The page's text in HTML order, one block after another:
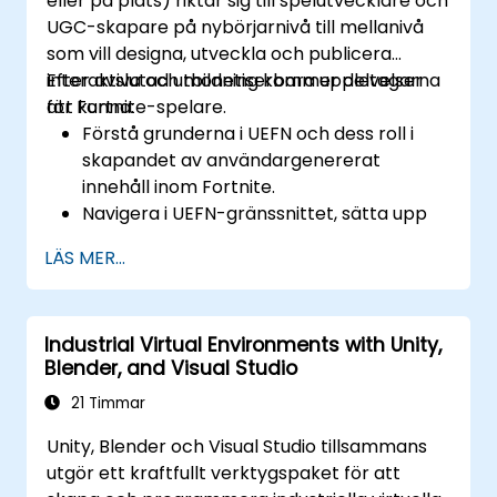
UGC-skapare på nybörjarnivå till mellanivå
som vill designa, utveckla och publicera
interaktiva och monetiserbara upplevelser
för Fortnite-spelare.
Efter avslutad utbildning kommer deltagarna
att kunna:
Förstå grunderna i UEFN och dess roll i
skapandet av användargenererat
innehåll inom Fortnite.
Navigera i UEFN-gränssnittet, sätta upp
Utveckla och publicera anpassade
Fortnite-upplevelser med hjälp av
världsbyggnads- och landskapsverktyg.
Tillämpa grundläggande
programmeringskoncept med hjälp av
Verses skriptspråk.
sig för monetiseringsmöjligheter i Fortnite.
LÄS MER...
Industrial Virtual Environments with Unity,
Blender, and Visual Studio
21 Timmar
Unity, Blender och Visual Studio tillsammans
utgör ett kraftfullt verktygspaket för att